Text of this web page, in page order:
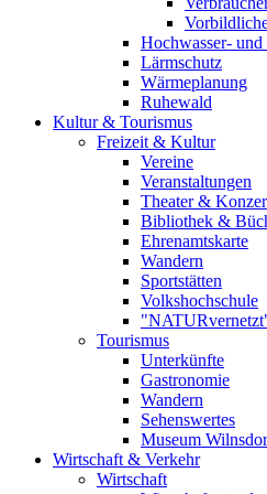
Hochwasser- und
Lärmschutz
Wärmeplanung
Ruhewald
Kultur & Tourismus
Freizeit & Kultur
Vereine
Veranstaltungen
Theater &
Bibliothek &
Ehrenamtskarte
Wandern
Sportstätten
Volkshochschule
Tourismus
Unterkünfte
Gastronomie
Wandern
Sehenswertes
Museum
Wirtschaft & Verkehr
Wirtschaft